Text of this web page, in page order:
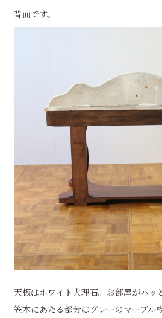
背面です。
天板はホワイト大理石。お部屋がパッ
笠木にあたる部分はグレーのマーブル